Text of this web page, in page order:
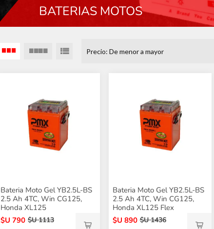
BATERIAS MOTOS
Bateria Moto Gel YB2.5L-BS
2.5 Ah 4TC, Win CG125,
Honda XL125
$U 790 $U 1113
Bateria Moto Gel YB2.5L-BS
2.5 Ah 4TC, Win CG125,
Honda XL125 Flex
$U 890 $U 1436